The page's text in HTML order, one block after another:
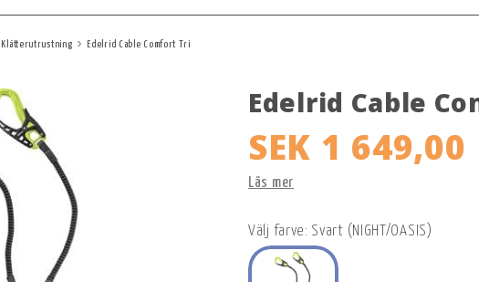
Klätterutrustning Edelrid Cable Comfort Tri
Edelrid Cable
SEK 1 649,00
Läs mer
Välj farve: Svart (NIGHT/OASIS)